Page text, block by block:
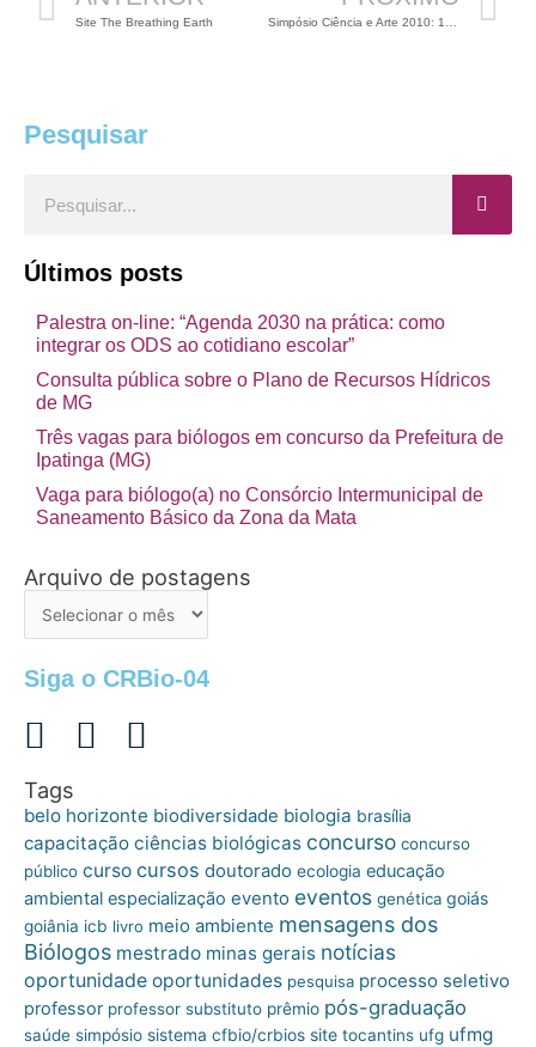
Site The Breathing Earth Simpósio Ciência e Arte 2010: 10 anos de Ciência e Arte nos 110 anos da Fiocruz
Pesquisar
Últimos posts
Palestra on-line: “Agenda 2030 na prática: como
integrar os ODS ao cotidiano escolar”
Consulta pública sobre o Plano de Recursos Hídricos
de MG
Três vagas para biólogos em concurso da Prefeitura de
Ipatinga (MG)
Vaga para biólogo(a) no Consórcio Intermunicipal de
Saneamento Básico da Zona da Mata
Arquivo de postagens
Arquivo
Siga o CRBio-04
Tags
belo horizonte biodiversidade biologia brasília
capacitação ciências biológicas concurso concurso
público curso cursos doutorado ecologia educação
ambiental especialização evento eventos genética goiás
goiânia icb livro meio ambiente mensagens dos
Biólogos mestrado minas gerais notícias
oportunidade oportunidades pesquisa processo seletivo
professor professor substituto prêmio pós-graduação
saúde simpósio sistema cfbio/crbios site tocantins ufg ufmg